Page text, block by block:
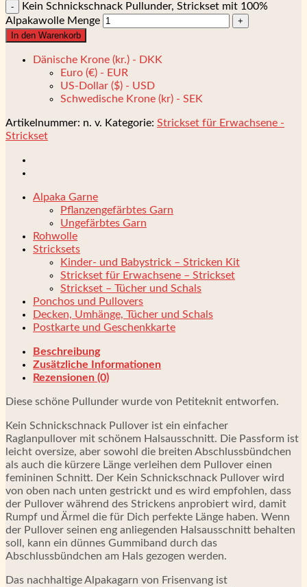
Kein Schnickschnack Pullunder, Strickset mit 100%
Alpakawolle Menge
In den Warenkorb
Dänische Krone (kr.) - DKK
Euro (€) - EUR
US-Dollar ($) - USD
Schwedische Krone (kr) - SEK
Artikelnummer: n. v. Kategorie: Strickset für Erwachsene -
Strickset
Alpaka Garne
Pflanzengefärbtes Garn
Ungefärbtes Garn
Rohwolle
Stricksets
Kinder- und Babystrick – Stricken Kit
Strickset für Erwachsene – Strickset
Strickset – Tücher und Schals
Ponchos und Pullovers
Decken, Umhänge, Tücher und Schals
Postkarte und Geschenkkarte
Beschreibung
Zusätzliche Informationen
Rezensionen (0)
Diese schöne Pullunder wurde von Petiteknit entworfen.
Kein Schnickschnack Pullover ist ein einfacher
Raglanpullover mit schönem Halsausschnitt. Die Passform ist
leicht oversize, aber sowohl die breiten Abschlussbündchen
als auch die kürzere Länge verleihen dem Pullover einen
femininen Schnitt. Der Kein Schnickschnack Pullover wird
von oben nach unten gestrickt und es wird empfohlen, dass
der Pullover während des Strickens anprobiert wird, damit
Rumpf und Ärmel die für Dich perfekte Länge haben. Wenn
der Pullover seinen eng anliegenden Halsausschnitt behalten
soll, kann ein dünnes Gummiband durch das
Abschlussbündchen am Hals gezogen werden.
Das nachhaltige Alpakagarn von Frisenvang ist